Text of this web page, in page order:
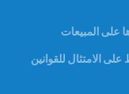
على المبيعات
الامتثال للقوانين